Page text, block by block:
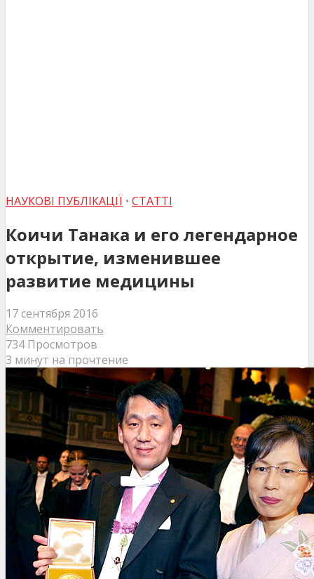
НАУКОВІ ПУБЛІКАЦІЇ • СТАТТІ
Коичи Танака и его легендарное
открытие, изменившее
развитие медицины
17 сентября 2016
Комментировать
734 Просмотров
3 минут на прочтение